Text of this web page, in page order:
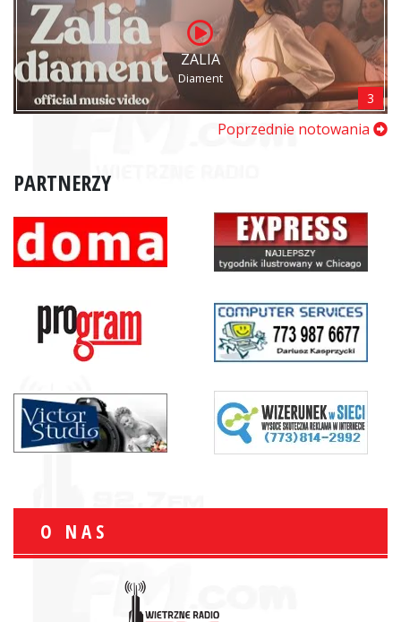
ZALIA
Diament
3
Poprzednie notowania
PARTNERZY
O NAS